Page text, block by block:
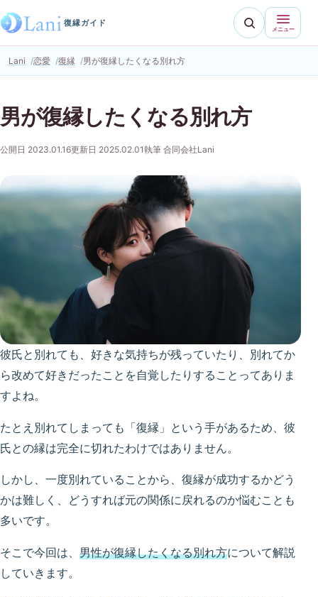
復縁ガイド
メニュー
Lani 恋愛 復縁 男が復縁したくなる別れ方
男が復縁したくなる別れ方
公開日 2023.01.16更新日 2025.02.01執筆 合同会社Lani
彼氏と別れても、好きな気持ちが残っていたり、別れてか
ら改めて好きだったことを自覚したりすることってありま
すよね。
たとえ別れてしまっても「復縁」という手があるため、彼
氏との縁は完全に切れたわけではありません。
しかし、一度別れていることから、復縁が成功するかどう
かは難しく、どうすれば元の関係に戻れるのか悩むことも
多いです。
そこで今回は、 男性が復縁したくなる別れ方について解説
していきます。